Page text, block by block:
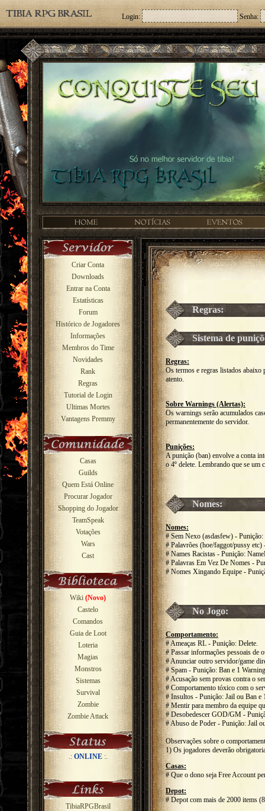
Login: Senha:
Criar Conta
Downloads
Entrar na Conta
Estatísticas
Forum
Histórico de Jogadores
Informações
Membros do Time
Novidades
Rank
Regras
Tutorial de Login
Ultimas Mortes
Vantagens Premmy
Casas
Guilds
Quem Está Online
Procurar Jogador
Shopping do Jogador
TeamSpeak
Votações
Wars
Cast
Wiki (Novo)
Castelo
Comandos
Guia de Loot
Loteria
Magias
Monstros
Sistemas
Survival
Zombie
Zombie Attack
.: ONLINE:.
TibiaRPGBrasil
Regras:
Sistema de
Regras:
Os termos e regras listados
atento.
Sobre Warnings (Alertas):
Os warnings serão acumulados
permanentemente do servidor.
Punições:
A punição (ban) envolve a conta
o 4º delete. Lembrando que se um
Nomes:
Nomes:
# Sem Nexo (asdasfew) -
# Palavrões (hoe/faggot/pussy
# Names Racistas - Punição:
# Palavras Em Vez De Nomes -
# Nomes Xingando Equipe -
No Jogo:
Comportamento:
# Ameaças RL - Punição: Delete.
# Passar informações pessoais de
# Anunciar outro servidor/game
# Spam - Punição: Ban e 1
# Acusação sem provas contra o
# Comportamento tóxico com o
# Insultos - Punição: Jail ou Ban e
# Mentir para membro da equipe
# Desobedescer GOD/GM -
# Abuso de Poder - Punição: Jail
Observações sobre o
1) Os jogadores deverão
Casas:
# Que o dono seja Free Account
Depot:
# Depot com mais de 2000 items